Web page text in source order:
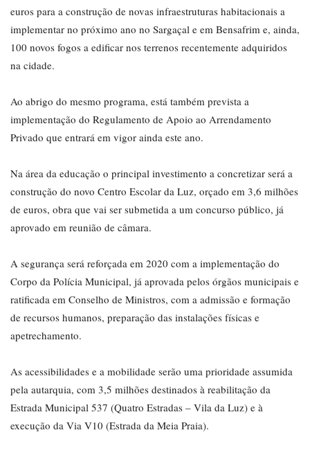
euros para a construção de novas infraestruturas habitacionais a
implementar no próximo ano no Sargaçal e em Bensafrim e, ainda,
100 novos fogos a edificar nos terrenos recentemente adquiridos
na cidade.
Ao abrigo do mesmo programa, está também prevista a
implementação do Regulamento de Apoio ao Arrendamento
Privado que entrará em vigor ainda este ano.
Na área da educação o principal investimento a concretizar será a
construção do novo Centro Escolar da Luz, orçado em 3,6 milhões
de euros, obra que vai ser submetida a um concurso público, já
aprovado em reunião de câmara.
A segurança será reforçada em 2020 com a implementação do
Corpo da Polícia Municipal, já aprovada pelos órgãos municipais e
ratificada em Conselho de Ministros, com a admissão e formação
de recursos humanos, preparação das instalações físicas e
apetrechamento.
As acessibilidades e a mobilidade serão uma prioridade assumida
pela autarquia, com 3,5 milhões destinados à reabilitação da
Estrada Municipal 537 (Quatro Estradas – Vila da Luz) e à
execução da Via V10 (Estrada da Meia Praia).